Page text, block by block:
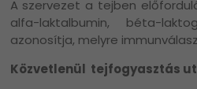
A szervezet a tejben
alfa-laktalbumin, béta-
azonosítja, melyre
Közvetlenül tejfogyasztás